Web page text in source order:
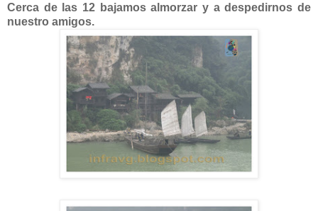
Cerca de las 12 bajamos almorzar y a despedirnos de
nuestro amigos.